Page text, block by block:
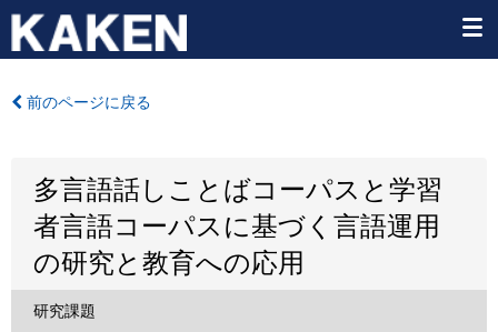
前のページに戻る
多言語話しことばコーパスと学習
者言語コーパスに基づく言語運用
の研究と教育への応用
研究課題